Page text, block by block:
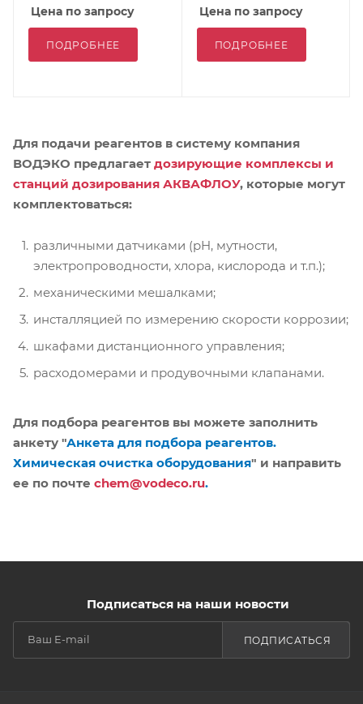
Цена по запросу
ПОДРОБНЕЕ
Цена по запросу
ПОДРОБНЕЕ
Для подачи реагентов в систему компания
ВОДЭКО предлагает дозирующие комплексы и
станций дозирования АКВАФЛОУ, которые могут
комплектоваться:
различными датчиками (pH, мутности,
электропроводности, хлора, кислорода и т.п.);
механическими мешалками;
инсталляцией по измерению скорости коррозии;
шкафами дистанционного управления;
расходомерами и продувочными клапанами.
Для подбора реагентов вы можете заполнить
анкету "Анкета для подбора реагентов.
Химическая очистка оборудования" и направить
ее по почте chem@vodeco.ru.
Подписаться на наши новости
ПОДПИСАТЬСЯ